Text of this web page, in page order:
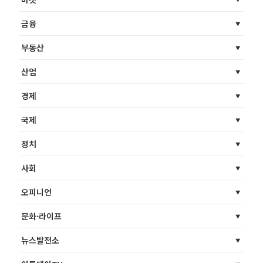
금융
부동산
산업
경제
국제
정치
사회
오피니언
문화·라이프
뉴스발전소